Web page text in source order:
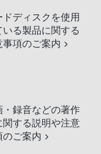
ドディスクを使用
いる製品に関する
事項のご案内
・録音などの著作
関する説明や注意
のご案内